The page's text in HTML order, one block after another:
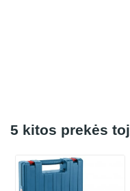
5 kitos prekės